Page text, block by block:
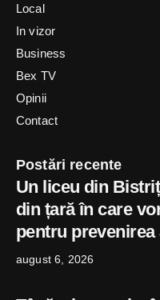
Local
In vizor
Business
Bex TV
Opinii
Contact
Postări recente
Un liceu din
din țară în care
pentru
august 6, 2026